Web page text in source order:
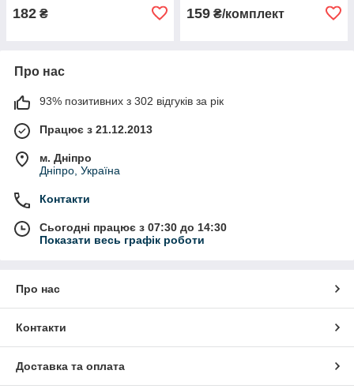
182 ₴ 159 ₴/комплект
Про нас
93% позитивних з 302 відгуків за рік
Працює з 21.12.2013
м. Дніпро
Дніпро, Україна
Контакти
Сьогодні працює з 07:30 до 14:30
Показати весь графік роботи
Про нас
Контакти
Доставка та оплата